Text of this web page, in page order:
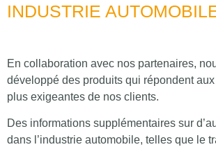
INDUSTRIE
En collaboration avec nos partenaires,
développé des produits qui répondent
plus exigeantes de nos clients.
Des informations supplémentaires sur
dans l’industrie automobile, telles que le